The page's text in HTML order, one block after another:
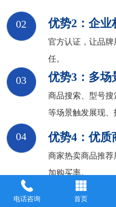
02
03
04
05
优势2：企业
官方认证，让品
任。
优势3：多场
商品搜索、型号
等场景触发展现、
优势4：优质
商家热卖商品推
加购买率。
优势5：商
电话咨询 首页